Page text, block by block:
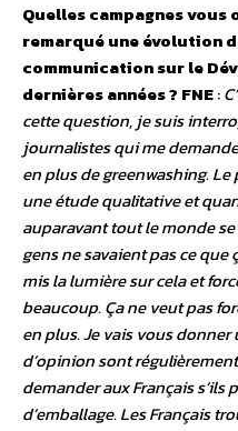
Quelles campagnes vous
remarqué une évolution
communication sur le
dernières années ? FNE:
cette question, je suis
journalistes qui me
en plus de greenwashing.
une étude qualitative et
auparavant tout le monde
gens ne savaient pas ce
mis la lumière sur cela et
beaucoup. Ça ne veut pas
en plus. Je vais vous
d’opinion sont
demander aux Français s’ils
d’emballage. Les Français